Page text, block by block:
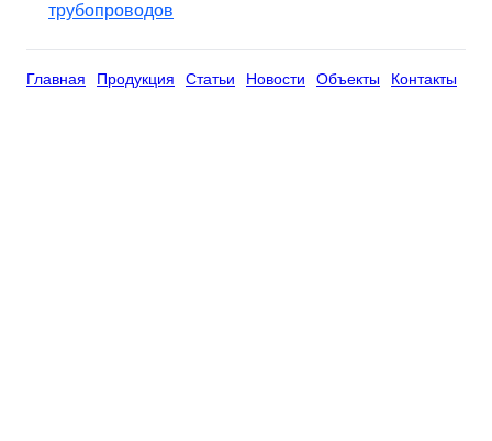
трубопроводов
Главная Продукция Статьи Новости Объекты Контакты